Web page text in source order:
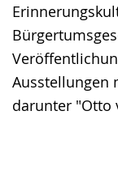
Ausstellungen
darunter "Otto